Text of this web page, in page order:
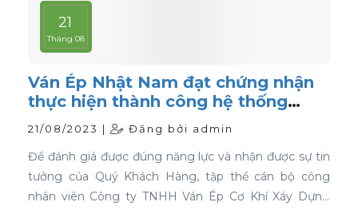
21
Tháng 08
Ván Ép Nhật Nam đạt chứng nhận
thực hiện thành công hệ thống
quản lý chất lượng ISO 9001:2015
21/08/2023 | Đăng bởi admin
Để đánh giá được đúng năng lực và nhận được sự tin
tưởng của Quý Khách Hàng, tập thể cán bộ công
nhân viên Công ty TNHH Ván Ép Cơ Khí Xáy Dựng